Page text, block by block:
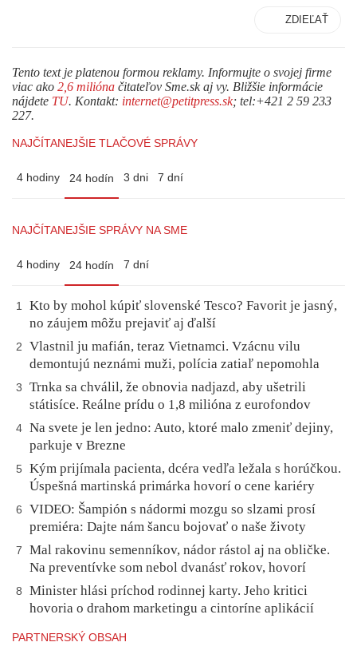
ZDIEĽAŤ
Tento text je platenou formou reklamy. Informujte o svojej firme
viac ako 2,6 milióna čitateľov Sme.sk aj vy. Bližšie informácie
nájdete TU. Kontakt: internet@petitpress.sk; tel:+421 2 59 233
227.
NAJČÍTANEJŠIE TLAČOVÉ SPRÁVY
4 hodiny 24 hodín 3 dni 7 dní
NAJČÍTANEJŠIE SPRÁVY NA SME
4 hodiny 24 hodín 7 dní
1
Kto by mohol kúpiť slovenské Tesco? Favorit je jasný,
no záujem môžu prejaviť aj ďalší
2
Vlastnil ju mafián, teraz Vietnamci. Vzácnu vilu
demontujú neznámi muži, polícia zatiaľ nepomohla
3
Trnka sa chválil, že obnovia nadjazd, aby ušetrili
státisíce. Reálne prídu o 1,8 milióna z eurofondov
4 Na svete je len jedno: Auto, ktoré malo zmeniť dejiny,
parkuje v Brezne
5
Kým prijímala pacienta, dcéra vedľa ležala s horúčkou.
Úspešná martinská primárka hovorí o cene kariéry
6
VIDEO: Šampión s nádormi mozgu so slzami prosí
premiéra: Dajte nám šancu bojovať o naše životy
7
Mal rakovinu semenníkov, nádor rástol aj na obličke.
Na preventívke som nebol dvanásť rokov, hovorí
8
Minister hlási príchod rodinnej karty. Jeho kritici
hovoria o drahom marketingu a cintoríne aplikácií
PARTNERSKÝ OBSAH